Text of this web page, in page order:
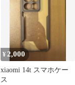
¥ 2,000
xiaomi 14t スマホケー
ス